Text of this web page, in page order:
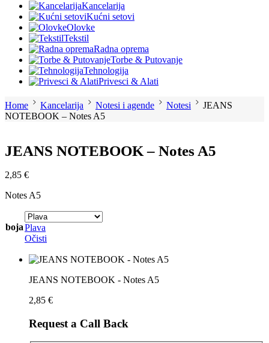
Kancelarija
Kućni setovi
Olovke
Tekstil
Radna oprema
Torbe & Putovanje
Tehnologija
Privesci & Alati
Home Kancelarija Notesi i agende Notesi
JEANS
NOTEBOOK – Notes A5
JEANS NOTEBOOK – Notes A5
2,85 €
Notes A5
bojaPlava
Očisti
JEANS NOTEBOOK - Notes A5
2,85 €
Request a Call Back